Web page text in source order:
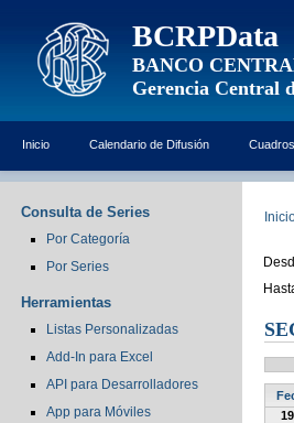
BCRPData
BANCO
Gerencia Central
Inicio Calendario de Difusión
Consulta de Series
Por Categoría
Por Series
Herramientas
Listas Personalizadas
Add-In para Excel
API para Desarrolladores
App para Móviles